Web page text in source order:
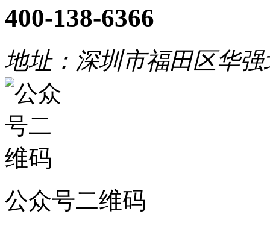
400-138-6366
地址：深圳市福田区华
公众号二维码